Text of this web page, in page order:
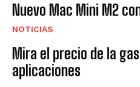
Nuevo Mac Mini M2
NOTICIAS
Mira el precio de la
aplicaciones